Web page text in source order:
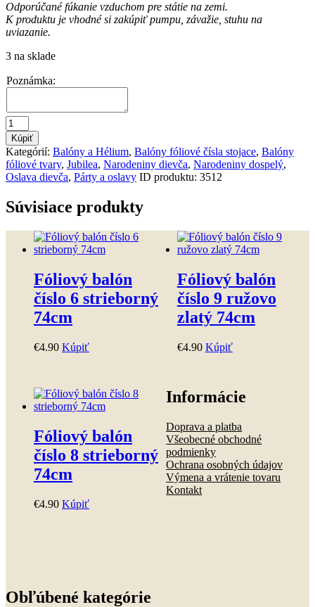
Odporúčané fúkanie vzduchom pre státie na zemi.
K produktu je vhodné si zakúpiť pumpu, závažie, stuhu na
uviazanie.
3 na sklade
Poznámka:
množstvo
Fóliový
balón
číslo
6
ružovo
74cm
Kúpiť
Kategórií: Balóny a Hélium, Balóny fóliové čísla stojace, Balóny
fóliové tvary, Jubilea, Narodeniny dievča, Narodeniny dospelý,
Oslava dievča, Párty a oslavy ID produktu: 3512
Súvisiace produkty
Fóliový balón
číslo 6 strieborný
74cm
€4.90 Kúpiť
Fóliový balón
číslo 9 ružovo
zlatý 74cm
€4.90 Kúpiť
Fóliový balón
číslo 8 strieborný
74cm
€4.90 Kúpiť
Informácie
Doprava a platba
Všeobecné obchodné
podmienky
Ochrana osobných údajov
Výmena a vrátenie tovaru
Kontakt
Obľúbené kategórie